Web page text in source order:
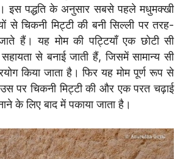
इस पद्धति के अनुसार सबसे पहले मधुमक्खी
से चिकनी मिट्टी की बनी सिल्ली पर तरह-
हैं। यह मोम की पट्टियाँ एक छोटी सी
से बनाई जाती हैं, जिसमें सामान्य सी
किया जाता है। फिर यह मोम पूर्ण रूप से
पर चिकनी मिट्टी की और एक परत चढ़ाई
के लिए बाद में पकाया जाता है।